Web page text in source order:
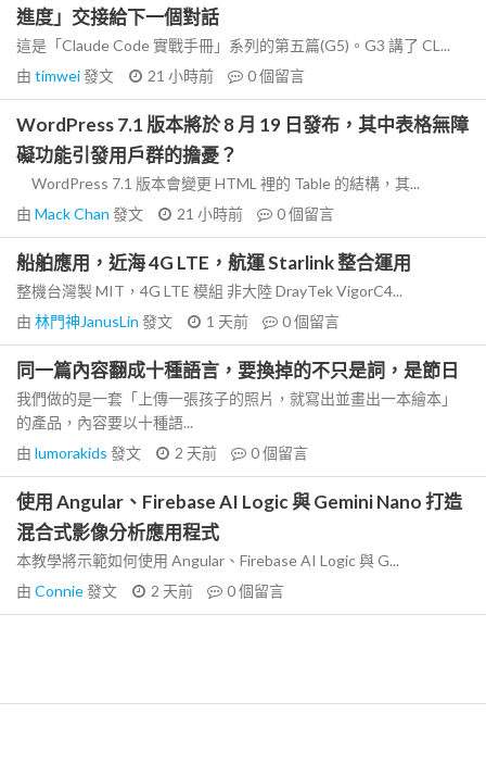
進度」交接給下一個對話
這是「Claude Code 實戰手冊」系列的第五篇(G5)。G3 講了 CL...
由 timwei發文 21 小時前 0個留言
WordPress 7.1 版本將於 8 月 19 日發布，其中表格無障
礙功能引發用戶群的擔憂？
WordPress 7.1 版本會變更 HTML 裡的 Table 的結構，其...
由 Mack Chan 發文 21 小時前 0個留言
船舶應用，近海 4G LTE，航運 Starlink 整合運用
整機台灣製 MIT，4G LTE 模組 非大陸 DrayTek VigorC4...
由 林門神JanusLin 發文 1 天前 0個留言
同一篇內容翻成十種語言，要換掉的不只是詞，是節日
我們做的是一套「上傳一張孩子的照片，就寫出並畫出一本繪本」
的產品，內容要以十種語...
由 lumorakids 發文 2 天前 0個留言
使用 Angular、Firebase AI Logic 與 Gemini Nano 打造
混合式影像分析應用程式
本教學將示範如何使用 Angular、Firebase AI Logic 與 G...
由 Connie發文 2 天前 0個留言